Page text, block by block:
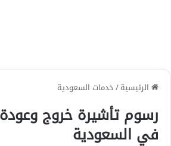
الرئيسية/خدمات السعودية
في السعودية